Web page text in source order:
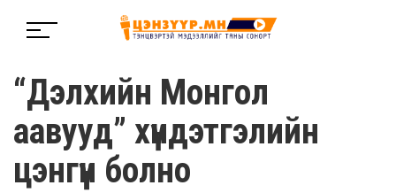
“Дэлхийн Монгол
аавууд” хүндэтгэлийн
цэнгүүн болно